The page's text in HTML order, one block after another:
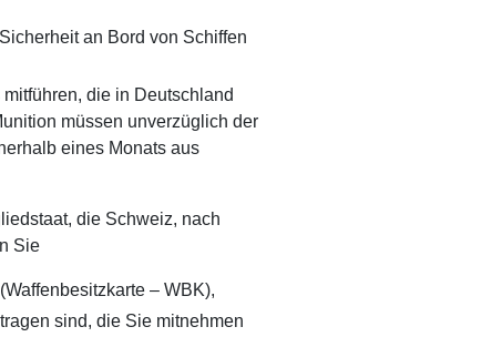
an Bord von Schiffen
die in Deutschland
müssen unverzüglich der
eines Monats aus
die Schweiz, nach
Sie
– WBK),
sind, die Sie mitnehmen